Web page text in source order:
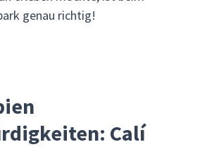
genau richtig!
Calí